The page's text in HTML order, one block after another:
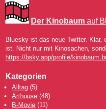
Der Kinobaum auf
Bluesky ist das neue Twitter. Klar,
ist. Nicht nur mit Kinosachen,
https://bsky.app/profile/
Kategorien
Alltag (5)
Arthouse (48)
B-Movie (11)